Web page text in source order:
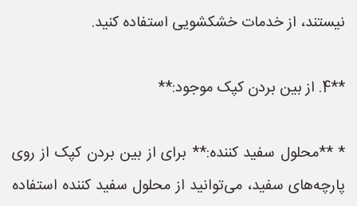
نیستند، از خدمات خشکشویی استفاده کنید.
**4. از بین بردن کپک موجود:**
* **محلول سفید کننده:** برای از بین بردن کپک از روی
پارچه‌های سفید، می‌توانید از محلول سفید کننده استفاده